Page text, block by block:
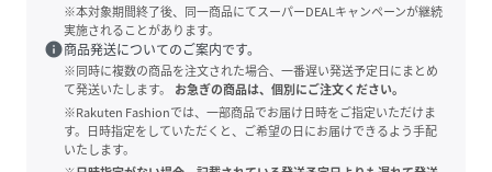
※本対象期間終了後、同一商品にてスーパーDEALキャンペーンが継続
実施されることがあります。
info商品発送についてのご案内です。
※同時に複数の商品を注文された場合、一番遅い発送予定日にまとめ
て発送いたします。
お急ぎの商品は、個別にご注文ください。
※Rakuten Fashionでは、一部商品でお届け日時をご指定いただけま
す。日時指定をしていただくと、ご希望の日にお届けできるよう手配
いたします。